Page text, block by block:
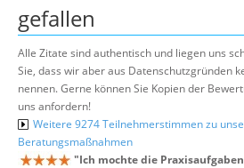
gefallen
Alle Zitate sind authentisch und liegen uns
Sie, dass wir aber aus Datenschutzgründen
nennen. Gerne können Sie Kopien der
uns anfordern!
Weitere 9274 Teilnehmerstimmen zu
Beratungsmaßnahmen
"Ich mochte die